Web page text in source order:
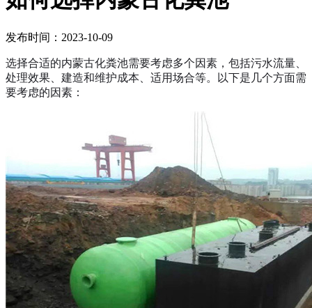
发布时间：2023-10-09
选择合适的内蒙古化粪池需要考虑多个因素，包括污水流量、
处理效果、建造和维护成本、适用场合等。以下是几个方面需
要考虑的因素：